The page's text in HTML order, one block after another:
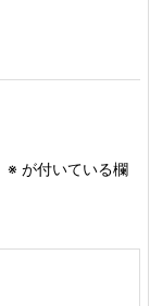
※ が付いている欄